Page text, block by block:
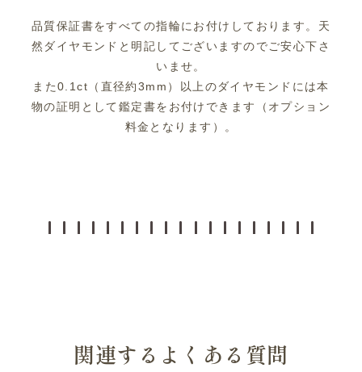
品質保証書をすべての指輪にお付けしております。天
然ダイヤモンドと明記してございますのでご安心下さ
いませ。
また0.1ct（直径約3mm）以上のダイヤモンドには本
物の証明として鑑定書をお付けできます（オプション
料金となります）。
関連するよくある質問